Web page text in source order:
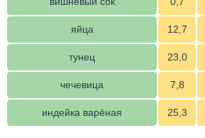
яйца 12,7
тунец 23,0
чечевица 7,8
индейка варёная 25,3